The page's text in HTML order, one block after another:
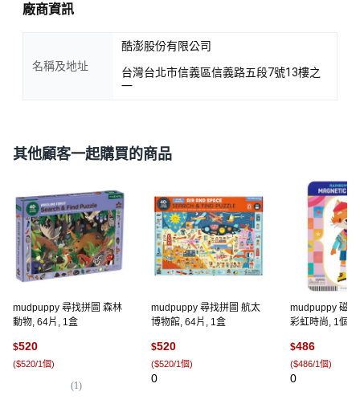
廠商資訊
名稱及地址
酷澎股份有限公司
台灣台北市信義區信義路五段7號13樓之
一
其他顧客一起購買的商品
mudpuppy 尋找拼圖 森林
動物, 64片, 1盒
$520
($520/1個)
(1)
mudpuppy 尋找拼圖 航太
博物館, 64片, 1盒
$520
($520/1個)
0
mudpuppy 磁
彩虹時尚, 1個,
$486
($486/1個)
0